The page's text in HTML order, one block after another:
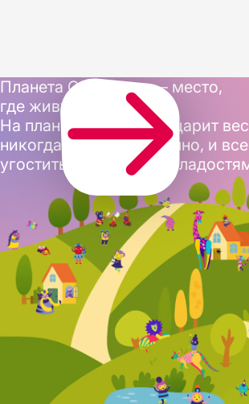
Планета Confectum — место,
где живут наши герои
На планете Confectum царит
никогда не бывает скучно, и
угоститься вкусными